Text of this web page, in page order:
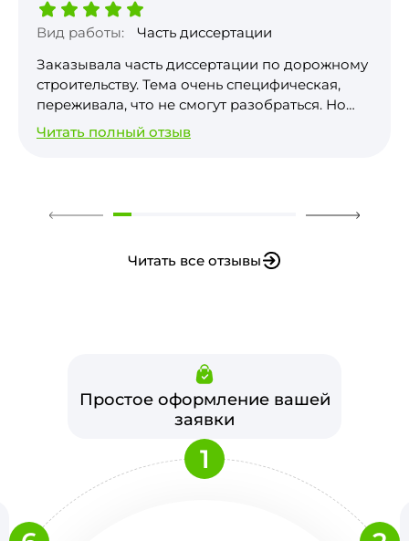
Вид работы:
Часть диссертации
Заказывала часть диссертации по дорожному
строительству. Тема очень специфическая,
переживала, что не смогут разобраться. Но
автор вник в детали, работа получилась
грамотная, с правильными расчетами и
требования вуза, но это мелочь. В целом, я
Читать полный отзыв
Читать все отзывы
Простое оформление вашей
заявки
1